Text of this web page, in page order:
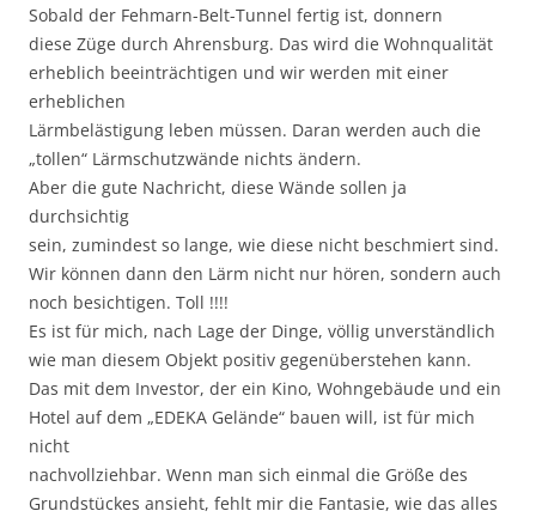
Sobald der Fehmarn-Belt-Tunnel fertig ist, donnern
diese Züge durch Ahrensburg. Das wird die Wohnqualität
erheblich beeinträchtigen und wir werden mit einer
erheblichen
Lärmbelästigung leben müssen. Daran werden auch die
„tollen“ Lärmschutzwände nichts ändern.
Aber die gute Nachricht, diese Wände sollen ja
durchsichtig
sein, zumindest so lange, wie diese nicht beschmiert sind.
Wir können dann den Lärm nicht nur hören, sondern auch
noch besichtigen. Toll !!!!
Es ist für mich, nach Lage der Dinge, völlig unverständlich
wie man diesem Objekt positiv gegenüberstehen kann.
Das mit dem Investor, der ein Kino, Wohngebäude und ein
Hotel auf dem „EDEKA Gelände“ bauen will, ist für mich
nicht
nachvollziehbar. Wenn man sich einmal die Größe des
Grundstückes ansieht, fehlt mir die Fantasie, wie das alles